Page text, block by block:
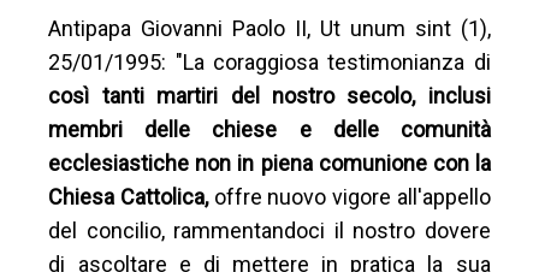
Antipapa Giovanni Paolo II, Ut unum sint (1),
25/01/1995: "La coraggiosa testimonianza di
così tanti martiri del nostro secolo, inclusi
membri delle chiese e delle comunità
ecclesiastiche non in piena comunione con la
Chiesa Cattolica, offre nuovo vigore all'appello
del concilio, rammentandoci il nostro dovere
di ascoltare e di mettere in pratica la sua